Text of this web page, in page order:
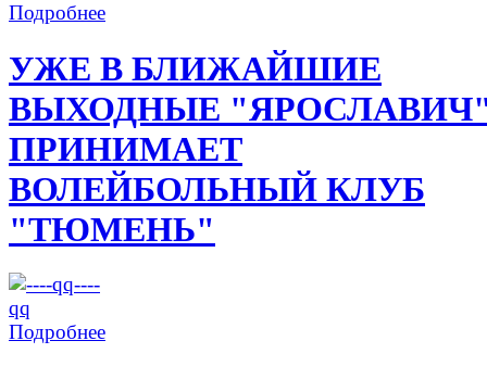
Подробнее
УЖЕ В БЛИЖАЙШИЕ
ВЫХОДНЫЕ
ПРИНИМАЕТ
ВОЛЕЙБОЛЬНЫЙ КЛУБ
"ТЮМЕНЬ"
Подробнее